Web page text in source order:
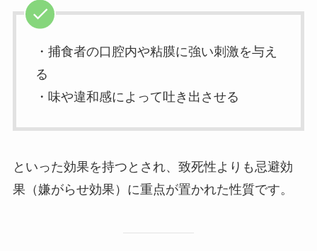
・捕食者の口腔内や粘膜に強い刺激を与え
る
・味や違和感によって吐き出させる
といった効果を持つとされ、致死性よりも忌避効
果（嫌がらせ効果）に重点が置かれた性質です。